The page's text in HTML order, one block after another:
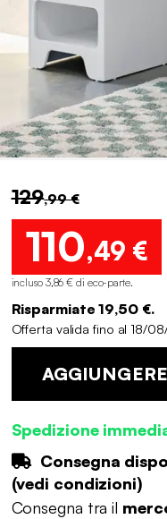
129,99 €
110,49 €
incluso 3,86 € di eco-parte.
Risparmiate 19,50 €.
Offerta valida fino al 18/
Spedizione
Consegna
(vedi condizioni)
Consegna tra il